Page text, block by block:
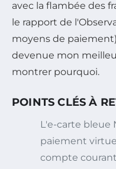
avec la flambée des
le rapport de
moyens de
devenue mon
montrer pourquoi.
POINTS CLÉS À
L'e-carte bleue
paiement
compte